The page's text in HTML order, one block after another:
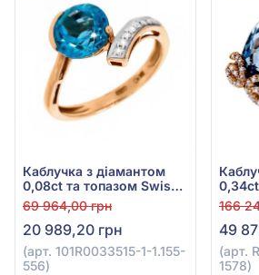
Каблучка з діамантом
0,08ct та топазом Swiss
Blue 2,67ct із червоного
золота 585°, арт.
101R0033515-1-1.155-556
69 964,00 грн
20 989,20 грн
(арт. 101R0033515-1-1.155-
556)
арт.
1578
166
49
(арт.
1578)